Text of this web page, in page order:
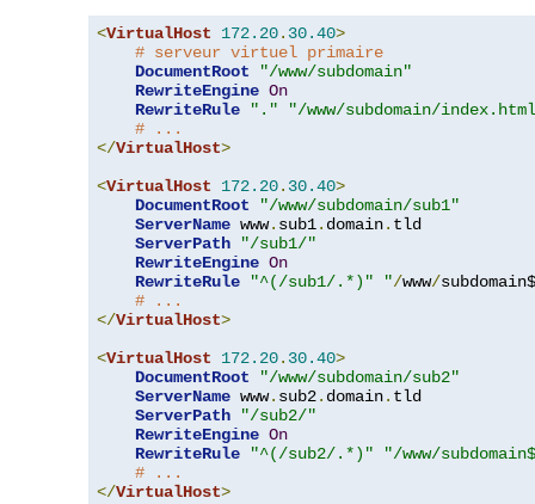
<VirtualHost 172.20. 30.40>
# serveur virtuel primaire
DocumentRoot
"/www/subdomain"
RewriteEngine On
RewriteRule
"."
"/www/subdomain/
# ...
</VirtualHost>
<VirtualHost 172.20. 30.40>
DocumentRoot
"/www/subdomain/sub1"
ServerName www. sub1. domain. tld
ServerPath
"/sub1/"
RewriteEngine On
RewriteRule
"^(/sub1/.*)" "/www/
# ...
</VirtualHost>
<VirtualHost 172.20. 30.40>
DocumentRoot
"/www/subdomain/sub2"
ServerName www. sub2. domain. tld
ServerPath
"/sub2/"
RewriteEngine On
RewriteRule
"^(/sub2/.*)"
"/www/
# ...
</VirtualHost>